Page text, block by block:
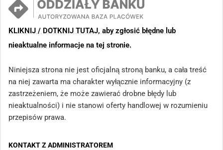
KLIKNIJ / DOTKNIJ TUTAJ, aby zgłosić błędne lub
nieaktualne informacje na tej stronie.
Niniejsza strona nie jest oficjalną stroną banku, a cała treść
na niej zawarta ma charakter wyłącznie informacyjny (z
zastrzeżeniem, że może zawierać drobne błędy lub
nieaktualności) i nie stanowi oferty handlowej w rozumieniu
przepisów prawa.
KONTAKT Z ADMINISTRATOREM